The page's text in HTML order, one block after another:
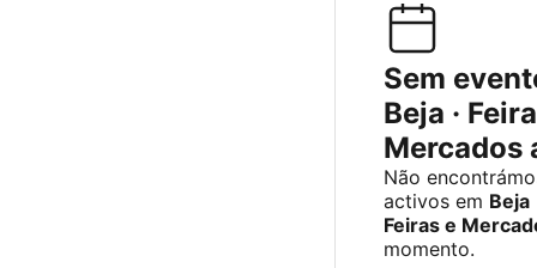
Sem
Beja ·
Mercados
Não
activos em Beja
Feiras e
momento.